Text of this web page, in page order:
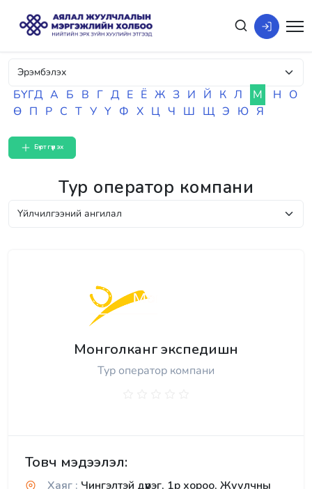
БҮГД А Б В Г Д Е Ё Ж З И Й К Л М Н О
Ө П Р С Т У Ү Ф Х Ц Ч Ш Щ Э Ю Я
Бүртгүүлэх
Тур оператор компани
Монголканг экспедишн
Тур оператор компани
Товч мэдээлэл:
Хаяг : Чингэлтэй дүүрэг, 1р хороо, Жуулчны